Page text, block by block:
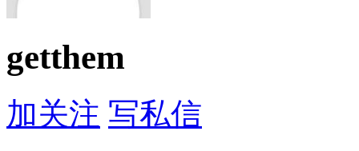
getthem
加关注 写私信